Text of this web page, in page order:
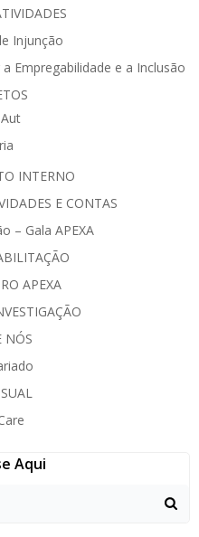
Injunção
Empregabilidade e a Inclusão
INTERNO
E CONTAS
– Gala APEXA
APEXA
NÓS
Aqui